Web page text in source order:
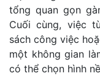
tổng quan gọn
Cuối cùng, việc
sách công việc
một không gian
có thể chọn hình